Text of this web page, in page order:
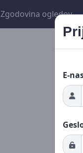
Zgodovina ogledov
E-